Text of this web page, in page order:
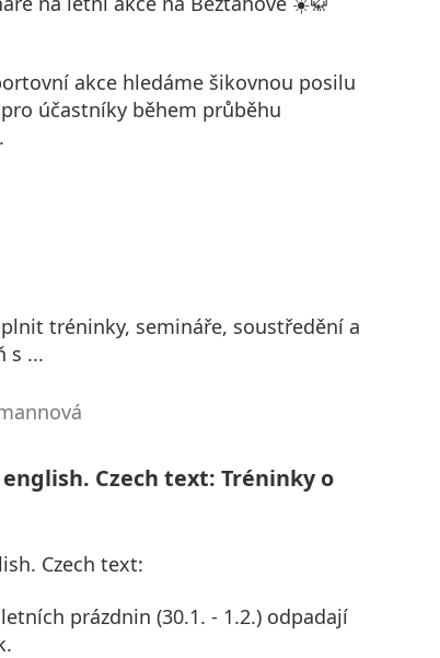
akce hledáme šikovnou posilu
účastníky během průběhu
tréninky, semináře, soustředění a
s ...
Czech text: Tréninky o
Czech text:
prázdnin (30.1. - 1.2.) odpadají